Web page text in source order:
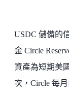
USDC 儲備的
金 Circle
資產為短期美
次，Circle 每